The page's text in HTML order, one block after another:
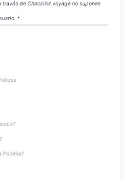
de Checklist.voyage no suponen
*
Polonia?